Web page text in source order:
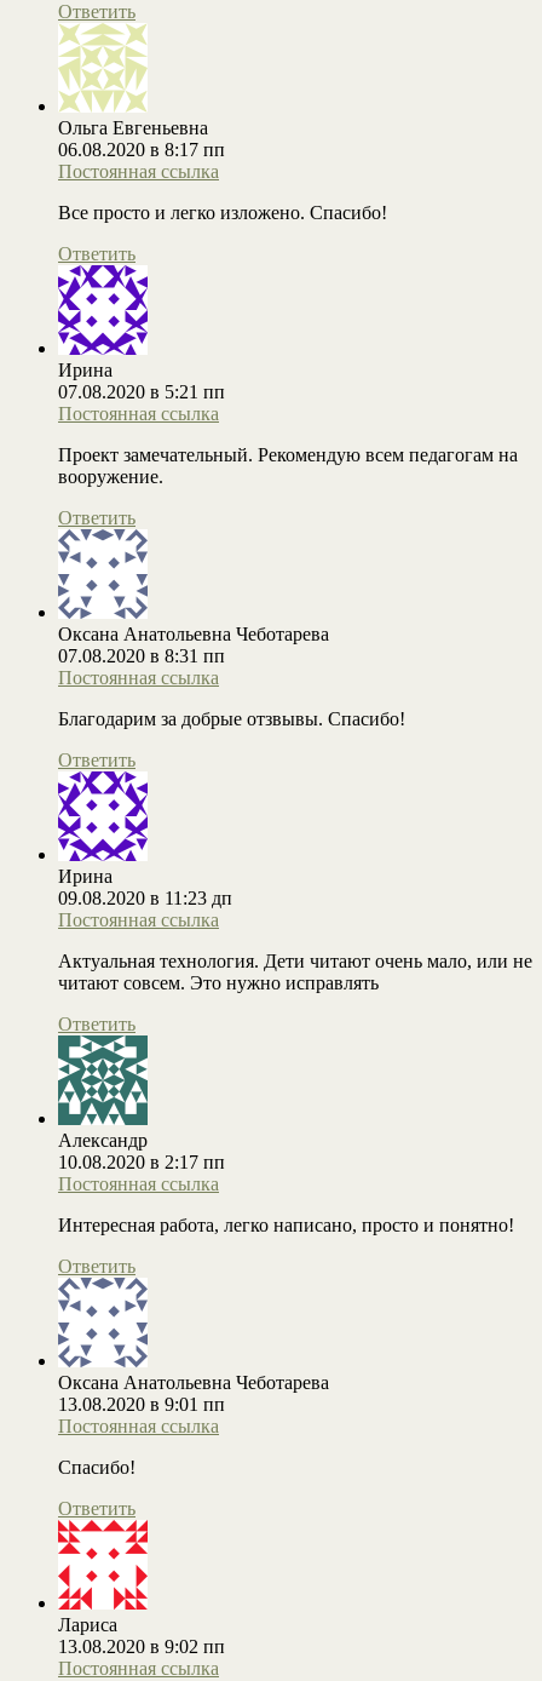
Ответить
Ольга Евгеньевна
06.08.2020 в 8:17 пп
Постоянная ссылка
Все просто и легко изложено. Спасибо!
Ответить
Ирина
07.08.2020 в 5:21 пп
Постоянная ссылка
Проект замечательный. Рекомендую всем педагогам на
вооружение.
Ответить
Оксана Анатольевна Чеботарева
07.08.2020 в 8:31 пп
Постоянная ссылка
Благодарим за добрые отзвывы. Спасибо!
Ответить
Ирина
09.08.2020 в 11:23 дп
Постоянная ссылка
Актуальная технология. Дети читают очень мало, или не
читают совсем. Это нужно исправлять
Ответить
Александр
10.08.2020 в 2:17 пп
Постоянная ссылка
Интересная работа, легко написано, просто и понятно!
Ответить
Оксана Анатольевна Чеботарева
13.08.2020 в 9:01 пп
Постоянная ссылка
Спасибо!
Ответить
Лариса
13.08.2020 в 9:02 пп
Постоянная ссылка